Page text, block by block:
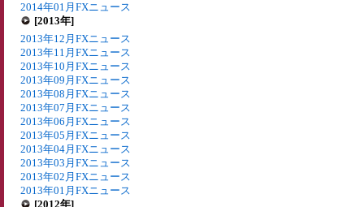
2014年01月FXニュース
[2013年]
2013年12月FXニュース
2013年11月FXニュース
2013年10月FXニュース
2013年09月FXニュース
2013年08月FXニュース
2013年07月FXニュース
2013年06月FXニュース
2013年05月FXニュース
2013年04月FXニュース
2013年03月FXニュース
2013年02月FXニュース
2013年01月FXニュース
[2012年]